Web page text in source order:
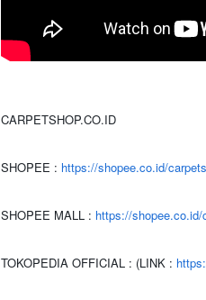
CARPETSHOP.CO.ID
SHOPEE : https://shopee.co.id/
SHOPEE MALL : https://shopee.co.id/
TOKOPEDIA OFFICIAL : (LINK :